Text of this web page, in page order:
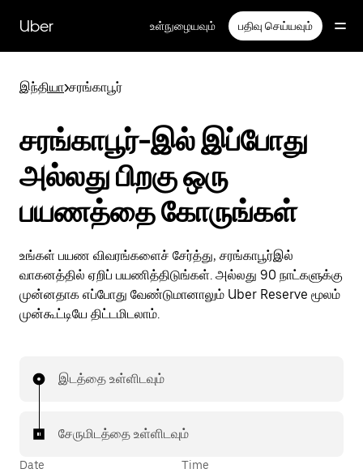
பக்கத்திற்குச்
செல்லவும்
Uber உள்நுழையவும் பதிவு செய்யவும்
இந்தியா>சரங்காபூர்
சரங்காபூர்-இல் இப்போது
அல்லது பிறகு ஒரு
பயணத்தை கோருங்கள்
உங்கள் பயண விவரங்களைச் சேர்த்து, சரங்காபூர்இல்
வாகனத்தில் ஏறிப் பயணித்திடுங்கள். அல்லது 90 நாட்களுக்கு
முன்னதாக எப்போது வேண்டுமானாலும் Uber Reserve மூலம்
முன்கூட்டியே திட்டமிடலாம்.
இடத்தை உள்ளிடவும்
சேருமிடத்தை உள்ளிடவும்
Date Time